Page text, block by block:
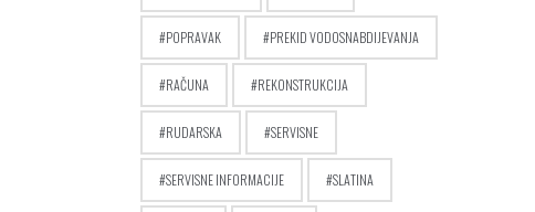
POPRAVAK PREKID VODOSNABDIJEVANJA
RAČUNA REKONSTRUKCIJA
RUDARSKA SERVISNE
SERVISNE INFORMACIJE SLATINA